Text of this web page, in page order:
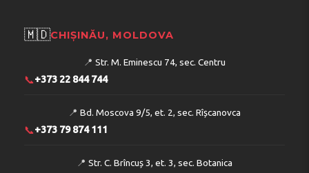
🇲🇩CHIȘINĂU, MOLDOVA
📍 Str. M. Eminescu 74, sec. Centru
📞+373 22 844 744
📍 Bd. Moscova 9/5, et. 2, sec. Rîșcanovca
📞+373 79 874 111
📍 Str. C. Brîncuș 3, et. 3, sec. Botanica